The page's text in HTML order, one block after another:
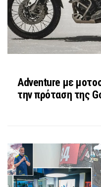
Adventure με
την πρόταση της